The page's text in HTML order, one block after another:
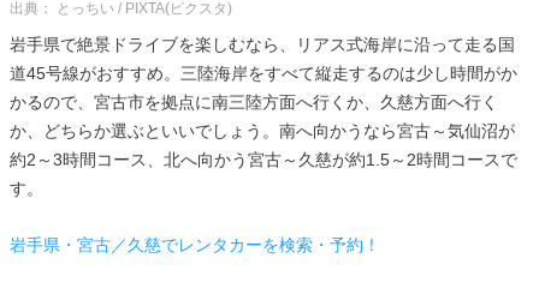
出典： とっちい / PIXTA(ピクスタ)
岩手県で絶景ドライブを楽しむなら、リアス式海岸に沿って走る国
道45号線がおすすめ。三陸海岸をすべて縦走するのは少し時間がか
かるので、宮古市を拠点に南三陸方面へ行くか、久慈方面へ行く
か、どちらか選ぶといいでしょう。南へ向かうなら宮古～気仙沼が
約2～3時間コース、北へ向かう宮古～久慈が約1.5～2時間コースで
す。
岩手県・宮古／久慈でレンタカーを検索・予約！